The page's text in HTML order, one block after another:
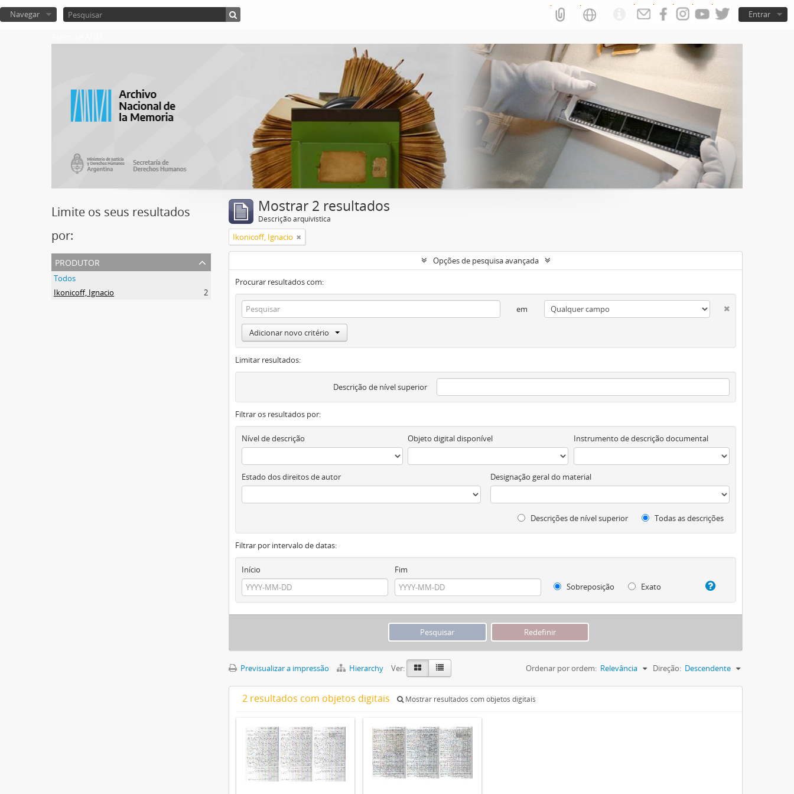
Entrar
Navegar
Limite os seus resultados
por:
produtor
Todos
Ikonicoff, Ignacio
2
Mostrar 2 resultados
Descrição arquivística
Ikonicoff, Ignacio
Opções de pesquisa avançada
Procurar resultados com:
em
Adicionar novo critério
Limitar resultados:
Descrição de nível superior
Filtrar os resultados por:
Nível de descrição Objeto digital disponível Instrumento de descrição documental
Estado dos direitos de autor Designação geral do material
Descrições de nível superior Todas as descrições
Filtrar por intervalo de datas:
Início
Fim
Sobreposição
Exato
Previsualizar a impressão Hierarchy Ver: Ordenar por ordem: Relevância Direção: Descendente
2 resultados com objetos digitais Mostrar resultados com objetos digitais